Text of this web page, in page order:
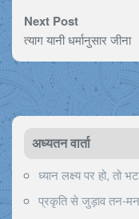
Next Post
त्याग यानी धर्मानुसार जीना
अध्यतन वार्ता
ध्यान लक्ष्य पर हो, तो
प्रकृति से जुड़ाव तन-